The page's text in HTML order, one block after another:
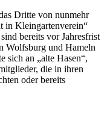
Dritte von nunmehr
in Kleingartenverein“
bereits vor Jahresfrist
Wolfsburg und Hameln
sich an „alte Hasen“,
die in ihren
oder bereits